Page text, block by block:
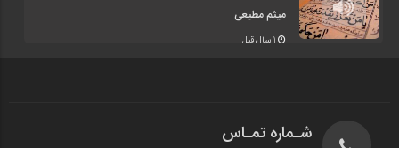
میثم مطیعی
1 سال قبل
شـماره تمـاس